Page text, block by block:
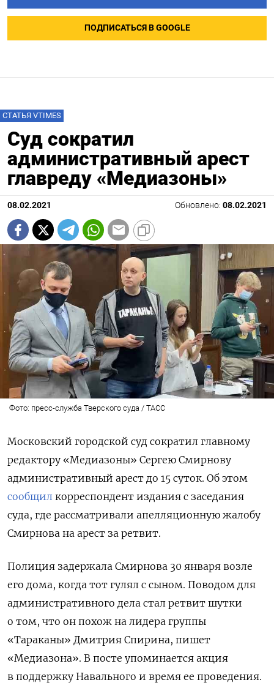
ПОДПИСАТЬСЯ В GOOGLE
СТАТЬЯ VTIMES
Суд сократил
административный арест
главреду «Медиазоны»
08.02.2021 Обновлено: 08.02.2021
Фото: пресс-служба Тверского суда / ТАСС
Московский городской суд сократил главному
редактору «Медиазоны» Сергею Смирнову
административный арест до 15 суток. Об этом
сообщил корреспондент издания с заседания
суда, где рассматривали апелляционную жалобу
Смирнова на арест за ретвит.
Полиция задержала Смирнова 30 января возле
его дома, когда тот гулял с сыном. Поводом для
административного дела стал ретвит шутки
о том, что он похож на лидера группы
«Тараканы» Дмитрия Спирина, пишет
«Медиазона». В посте упоминается акция
в поддержку Навального и время ее проведения.